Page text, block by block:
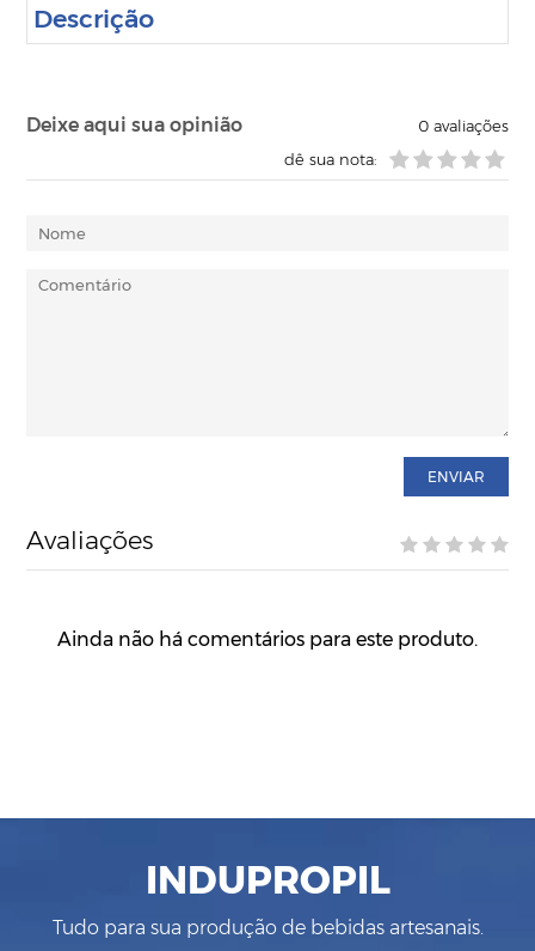
Descrição
Deixe aqui sua opinião 0avaliações
dê sua nota:
ENVIAR
Avaliações
Ainda não há comentários para este produto.
INDUPROPIL
Tudo para sua produção de bebidas artesanais.